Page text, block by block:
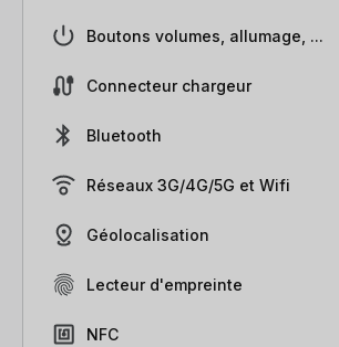
Boutons volumes, allumage, ...
Connecteur chargeur
Bluetooth
Réseaux 3G/4G/5G et Wifi
Géolocalisation
Lecteur d'empreinte
NFC